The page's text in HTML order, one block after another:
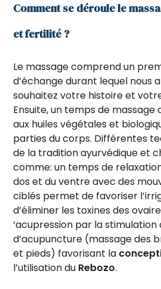
Comment se déroule le
et fertilité ?
Le massage comprend un
d’échange durant lequel nous
souhaitez votre histoire et
Ensuite, un temps de massage
aux huiles végétales et
parties du corps. Différentes
de la tradition ayurvédique et
comme: un temps de
dos et du ventre avec des
ciblés permet de favoriser
d’éliminer les toxines des
‘acupression par la stimulation
d’acupuncture (massage des
et pieds) favorisant la
l’utilisation du Rebozo.